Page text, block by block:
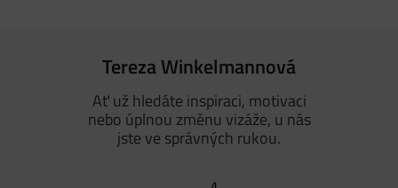
Tereza Winkelmannová
Ať už hledáte inspiraci, motivaci
nebo úplnou změnu vizáže, u nás
jste ve správných rukou.